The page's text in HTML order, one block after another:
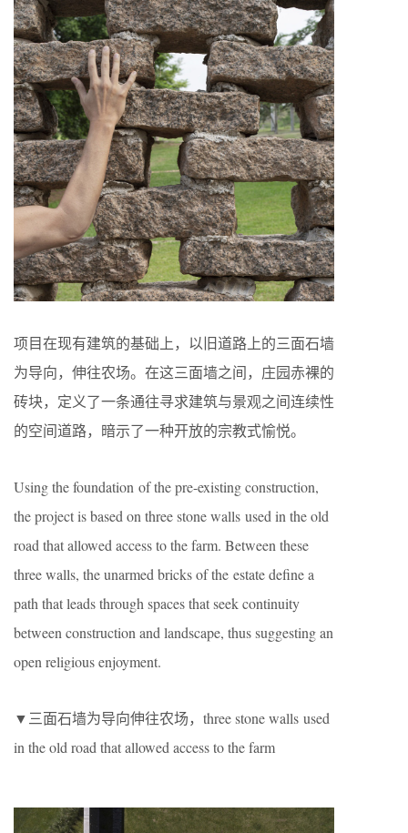
项目在现有建筑的基础上，以旧道路上的三面石墙
为导向，伸往农场。在这三面墙之间，庄园赤裸的
砖块，定义了一条通往寻求建筑与景观之间连续性
的空间道路，暗示了一种开放的宗教式愉悦。
Using the foundation of the pre-existing construction,
the project is based on three stone walls used in the old
road that allowed access to the farm. Between these
three walls, the unarmed bricks of the estate define a
path that leads through spaces that seek continuity
between construction and landscape, thus suggesting an
open religious enjoyment.
▼三面石墙为导向伸往农场，three stone walls used
in the old road that allowed access to the farm